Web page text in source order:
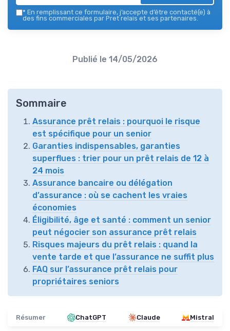
* En remplissant ce formulaire, j’accepte d’être contacté(e) à
des fins commerciales par Pret relais et ses partenaires.
Publié le 14/05/2026
Sommaire
Assurance prêt relais : pourquoi le risque
est spécifique pour un senior
Garanties indispensables, garanties
superflues : trier pour un prêt relais de 12 à
24 mois
Assurance bancaire ou délégation
d’assurance : où se cachent les vraies
économies
Éligibilité, âge et santé : comment un senior
peut négocier son assurance prêt relais
Risques majeurs du prêt relais : quand la
vente tarde et que l’assurance ne suffit plus
FAQ sur l’assurance prêt relais pour
propriétaires seniors
Résumer ChatGPT Claude Mistral